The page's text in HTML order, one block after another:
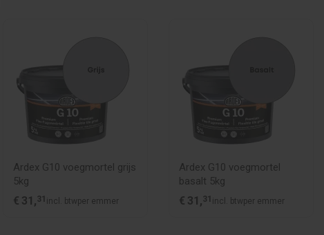
Ardex G10 voegmortel grijs
5kg
€ 31, 31 incl. btwper emmer
Ardex G10 voegmortel
basalt 5kg
€ 31, 31 incl. btwper emmer